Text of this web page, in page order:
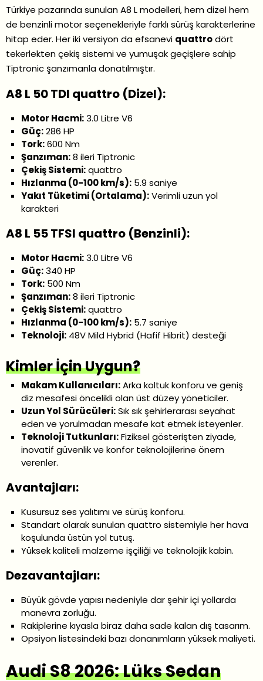
Türkiye pazarında sunulan A8 L modelleri, hem dizel hem
de benzinli motor seçenekleriyle farklı sürüş karakterlerine
hitap eder. Her iki versiyon da efsanevi quattrodört
tekerlekten çekiş sistemi ve yumuşak geçişlere sahip
Tiptronic şanzımanla donatılmıştır.
A8 L 50 TDI quattro (Dizel):
Motor Hacmi:3.0 Litre V6
Güç:286 HP
Tork:600 Nm
Şanzıman:8 ileri Tiptronic
Çekiş Sistemi:quattro
Hızlanma (0-100 km/s): 5.9 saniye
Yakıt Tüketimi (Ortalama):Verimli uzun yol
karakteri
A8 L 55 TFSI quattro (Benzinli):
Motor Hacmi:3.0 Litre V6
Güç:340 HP
Tork: 500 Nm
Şanzıman:8 ileri Tiptronic
Çekiş Sistemi:quattro
Hızlanma (0-100 km/s): 5.7 saniye
Teknoloji: 48V Mild Hybrid (Hafif Hibrit) desteği
Kimler İçin Uygun?
Makam Kullanıcıları:Arka koltuk konforu ve geniş
diz mesafesi öncelikli olan üst düzey yöneticiler.
Uzun Yol Sürücüleri:Sık sık şehirlerarası seyahat
eden ve yorulmadan mesafe kat etmek isteyenler.
Teknoloji Tutkunları:Fiziksel gösterişten ziyade,
inovatif güvenlik ve konfor teknolojilerine önem
verenler.
Avantajları:
Kusursuz ses yalıtımı ve sürüş konforu.
Standart olarak sunulan quattro sistemiyle her hava
koşulunda üstün yol tutuş.
Yüksek kaliteli malzeme işçiliği ve teknolojik kabin.
Dezavantajları:
Büyük gövde yapısı nedeniyle dar şehir içi yollarda
manevra zorluğu.
Rakiplerine kıyasla biraz daha sade kalan dış tasarım.
Opsiyon listesindeki bazı donanımların yüksek maliyeti.
Audi S8 2026: Lüks Sedan